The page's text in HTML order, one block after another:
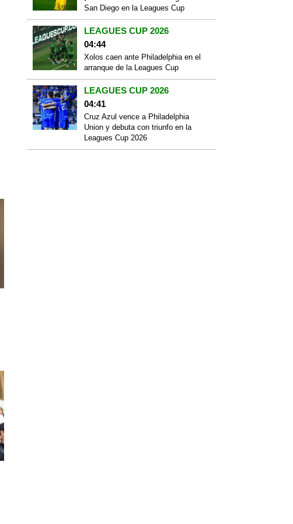
San Diego en la Leagues Cup
LEAGUES CUP 2026
04:44
Xolos caen ante Philadelphia en el
arranque de la Leagues Cup
LEAGUES CUP 2026
04:41
Cruz Azul vence a Philadelphia
Union y debuta con triunfo en la
Leagues Cup 2026